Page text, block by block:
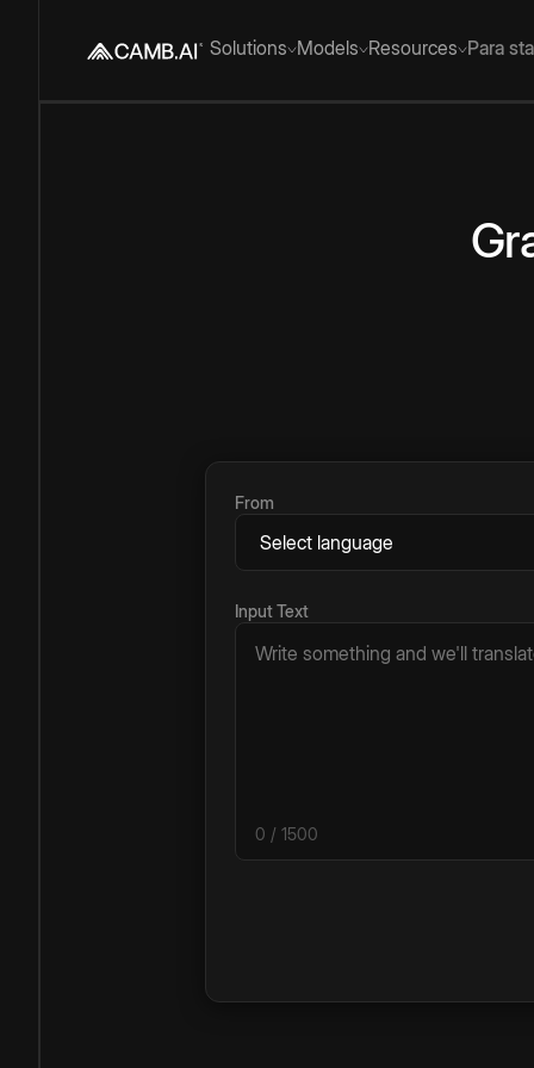
Solutions Models Resources Para
From
Input Text
0 / 1500